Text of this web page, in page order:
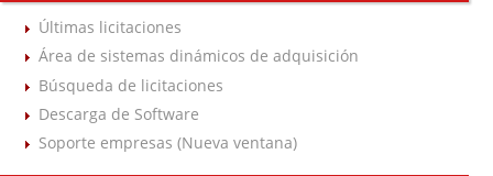
Últimas licitaciones
Área de sistemas dinámicos de adquisición
Búsqueda de licitaciones
Descarga de Software
Soporte empresas (Nueva ventana)